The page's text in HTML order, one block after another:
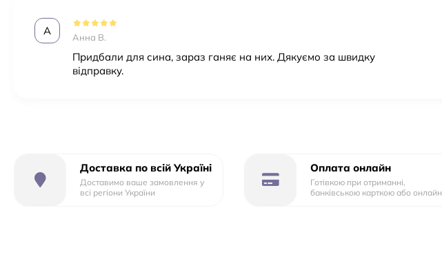
алюмінієва рама
колеса ПУ 64 мм, підсвічування
Задні гальма
А Анна В.
Придбали для сина, зараз ганяє на них. Дякуємо за швидку
відправку.
Доставка по всій Україні
Доставимо ваше замовлення у
всі регіони України
Оплата онлайн
Готівкою при отриманні,
банківською карткою або онлайн